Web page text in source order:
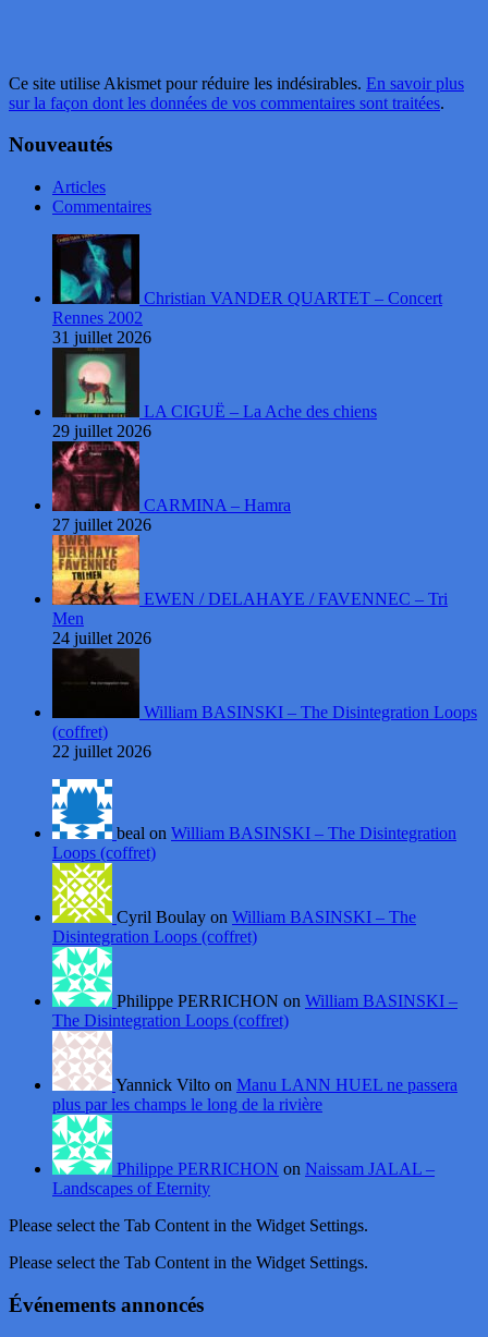
Ce site utilise Akismet pour réduire les indésirables. En savoir plus
sur la façon dont les données de vos commentaires sont traitées.
Nouveautés
Articles
Commentaires
Christian VANDER QUARTET – Concert
Rennes 2002
31 juillet 2026
LA CIGUË – La Ache des chiens
29 juillet 2026
CARMINA – Hamra
27 juillet 2026
EWEN / DELAHAYE / FAVENNEC – Tri
Men
24 juillet 2026
William BASINSKI – The Disintegration Loops
(coffret)
22 juillet 2026
beal on William BASINSKI – The Disintegration
Loops (coffret)
Cyril Boulay on William BASINSKI – The
Disintegration Loops (coffret)
Philippe PERRICHON on William BASINSKI –
The Disintegration Loops (coffret)
Yannick Vilto on Manu LANN HUEL ne passera
plus par les champs le long de la rivière
Philippe PERRICHON on Naissam JALAL –
Landscapes of Eternity
Please select the Tab Content in the Widget Settings.
Please select the Tab Content in the Widget Settings.
Événements annoncés